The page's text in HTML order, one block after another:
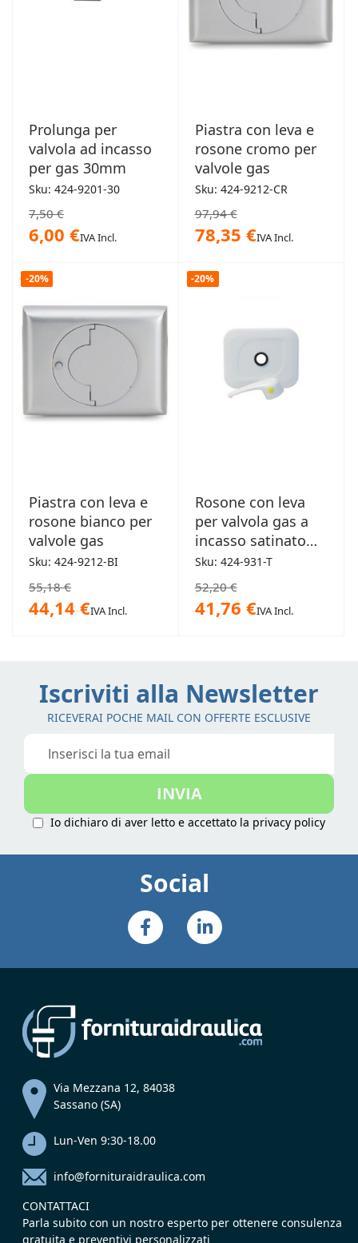
Prolunga per
valvola ad incasso
per gas 30mm
Sku: 424-9201-30
7,50 €
6,00 €IVA Incl.
Piastra con leva e
rosone cromo per
valvole gas
Sku: 424-9212-CR
97,94 €
78,35 €IVA Incl.
-20%
Piastra con leva e
rosone bianco per
valvole gas
Sku: 424-9212-BI
55,18 €
44,14 €IVA Incl.
-20%
Rosone con leva
per valvola gas a
incasso satinato
brunito 1/2
Sku: 424-931-T
52,20 €
41,76 €IVA Incl.
Iscriviti alla Newsletter
RICEVERAI POCHE MAIL CON OFFERTE ESCLUSIVE
Iscriviti
nostra
INVIA
Io dichiaro di aver letto e accettato la privacy policy
Social
Via Mezzana 12, 84038
Sassano (SA)
Lun-Ven 9:30-18.00
info@fornituraidraulica.com
CONTATTACI
Parla subito con un nostro esperto per ottenere consulenza
gratuita e preventivi personalizzati